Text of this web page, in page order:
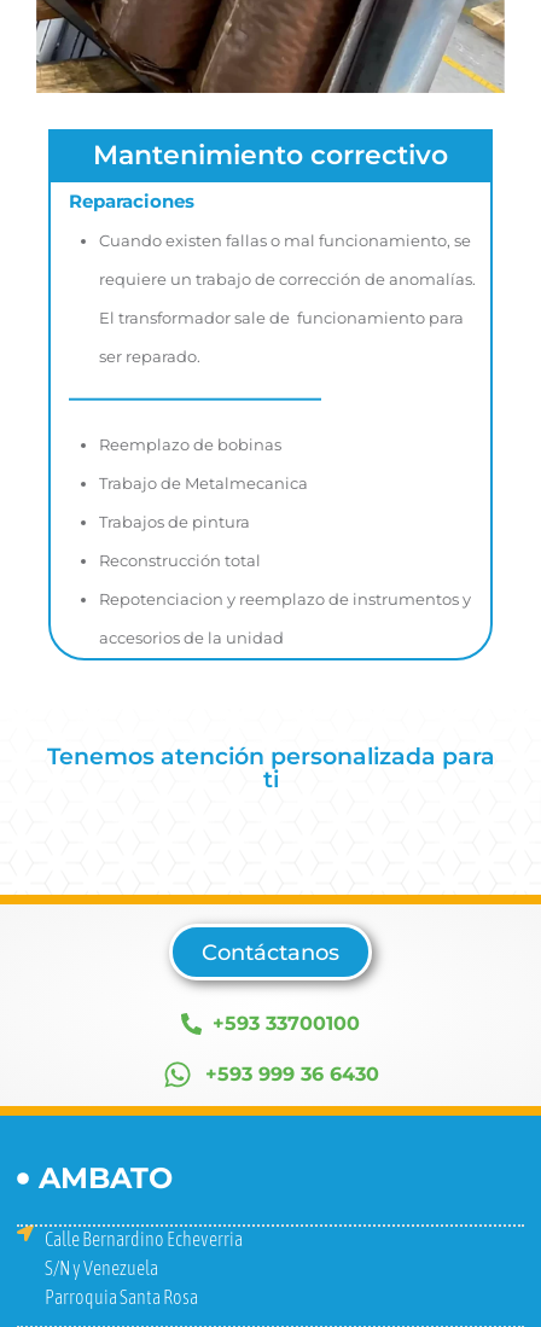
Mantenimiento correctivo
Reparaciones
Cuando existen fallas o mal funcionamiento, se
requiere un trabajo de corrección de anomalías.
El transformador sale de funcionamiento para
ser reparado.
—————–
Reemplazo de bobinas
Trabajo de Metalmecanica
Trabajos de pintura
Reconstrucción total
Repotenciacion y reemplazo de instrumentos y
accesorios de la unidad
Tenemos atención personalizada para
ti
Contáctanos
+593 33700100
+593 999 36 6430
AMBATO
Calle Bernardino Echeverria
S/N y Venezuela
Parroquia Santa Rosa